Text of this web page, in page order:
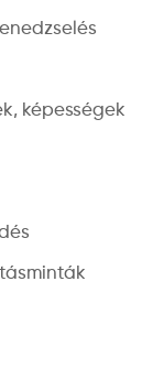
képességek